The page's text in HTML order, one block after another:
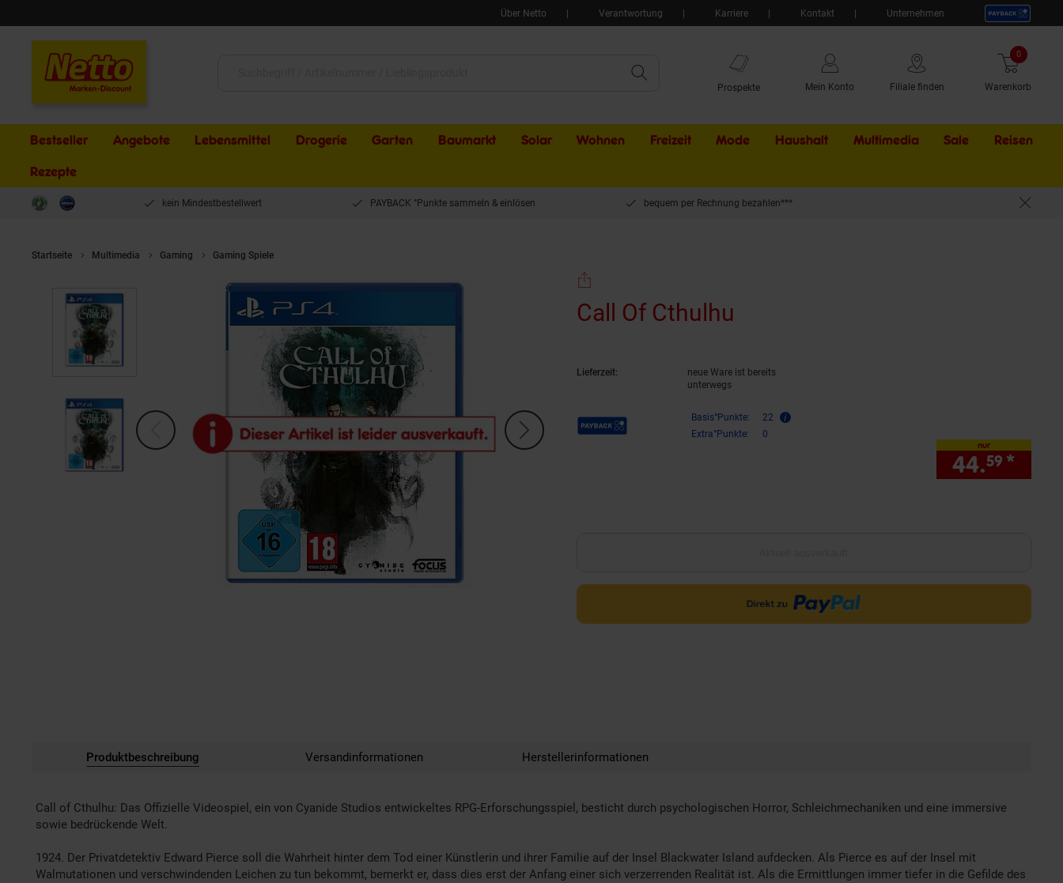
Über Netto Verantwortung Karriere Kontakt Unternehmen
Prospekte Mein Konto Filiale finden Warenkorb
0 Artikel
Bestseller Angebote Lebensmittel Drogerie Garten Baumarkt Solar Wohnen Freizeit Mode Haushalt Multimedia Sale Externer
Reisen
Rezepte
kein Mindestbestellwert PAYBACK °Punkte sammeln & einlösen bequem per Rechnung bezahlen***
Startseite Multimedia Gaming Gaming Spiele
Call Of Cthulhu
Lieferzeit:
neue Ware ist bereits
unterwegs
Payback Punkte Basis°Punkte:
22
Extra°Punkte:
0
nur
44.59 *
Produktbeschreibung Versandinformationen Herstellerinformationen
Call of Cthulhu: Das Offizielle Videospiel, ein von Cyanide Studios entwickeltes RPG-Erforschungsspiel, besticht durch psychologischen Horror, Schleichmechaniken und eine immersive
sowie bedrückende Welt.
1924. Der Privatdetektiv Edward Pierce soll die Wahrheit hinter dem Tod einer Künstlerin und ihrer Familie auf der Insel Blackwater Island aufdecken. Als Pierce es auf der Insel mit
Walmutationen und verschwindenden Leichen zu tun bekommt, bemerkt er, dass dies erst der Anfang einer sich verzerrenden Realität ist. Als die Ermittlungen immer tiefer in die Gefilde des